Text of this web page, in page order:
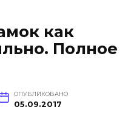
как
Полное
ОПУБЛИКОВАНО
05.09.2017